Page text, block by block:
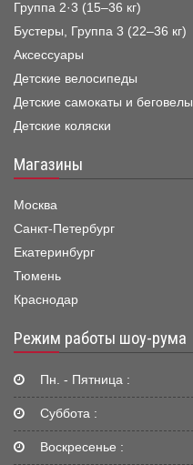
Группа 2·3 (15–36 кг)
Бустеры, Группа 3 (22–36 кг)
Аксессуары
Детские велосипеды
Детские самокаты и беговелы
Детские коляски
Магазины
Москва
Санкт-Петербург
Екатеринбург
Тюмень
Краснодар
Режим работы шоу-рума
Пн. - Пятница :
Суббота :
Воскресенье :